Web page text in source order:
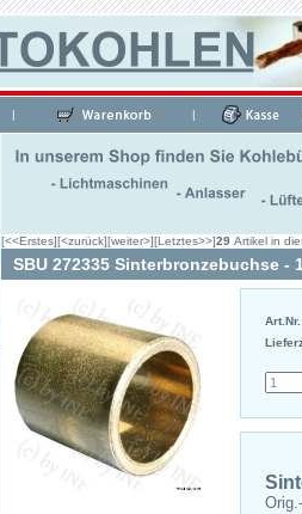
| |
[<<Erstes][<zurück][weiter>][Letztes>>]29 Artikel in
SBU 272335 Sinterbronzebuchse -